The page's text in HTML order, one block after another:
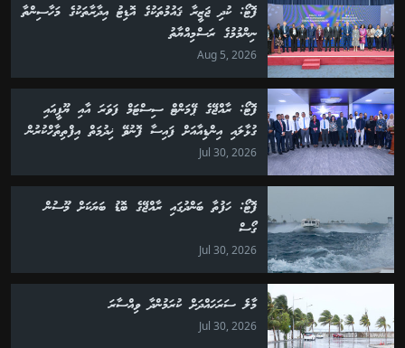
ފޮޓޯ: ކުދި ޖަޒީރާ ޤައުމުތަކުގެ އޮޑިޓު އިދާރާތަކުގެ މަހާސިންތާ
ނިންމުމުގެ ރަސްމިއްޔާތު
Aug 5, 2026
ފޮޓޯ: ރާއްޖޭގެ ޕޭމަންޓް ސިސްޓަމް ފަވަރަ އާއި ޔޫޕީއައި
ގުޅާލައި އިންޑިއާއަށް ފައިސާ ފޮނުވޭ ޚިދުމަތް އިފްތިތާހްކުރުން
Jul 30, 2026
ފޮޓޯ: ހަފުތާ ބަންދުގައި ރާއްޖޭގެ ބޮޑު ބަޔަކަށް މޫސުން
ގޯސް
Jul 30, 2026
މާލެ ސަރަހައްދަށް ކުރަމުންދާ ވިއްސާރަ
Jul 30, 2026